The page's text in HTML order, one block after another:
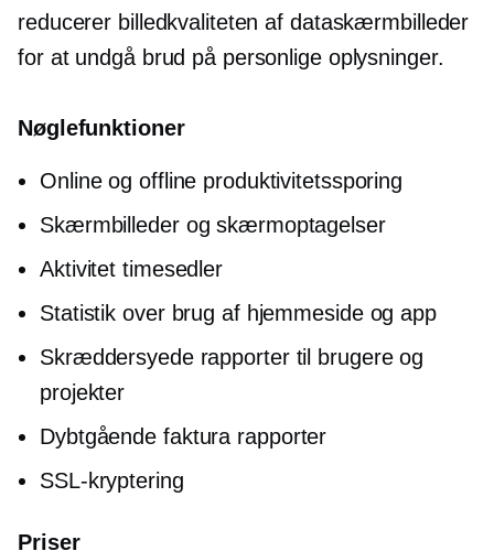
reducerer billedkvaliteten af ​​dataskærmbilleder
for at undgå brud på personlige oplysninger.
Nøglefunktioner
Online og offline produktivitetssporing
Skærmbilleder og skærmoptagelser
Aktivitet timesedler
Statistik over brug af hjemmeside og app
Skræddersyede rapporter til brugere og
projekter
Dybtgående faktura rapporter
SSL-kryptering
Priser